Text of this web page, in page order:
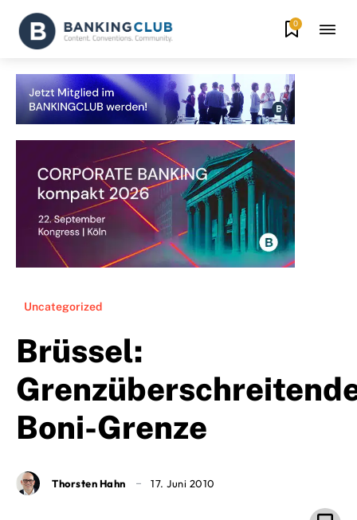
0
Uncategorized
Brüssel:
Boni-Grenze
Thorsten Hahn 17. Juni 2010